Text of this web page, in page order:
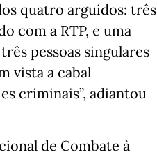
quatro arguidos: três
com a RTP, e uma
pessoas singulares
vista a cabal
criminais”, adiantou
de Combate à